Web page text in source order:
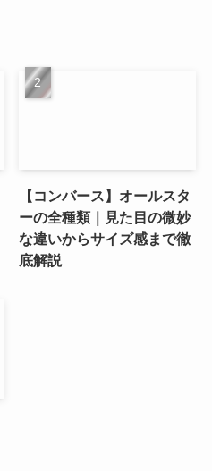
【コンバース】オールスタ
ーの全種類｜見た目の微妙
な違いからサイズ感まで徹
底解説